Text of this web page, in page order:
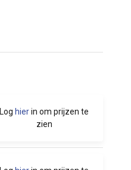
Log hierin om prijzen te
zien